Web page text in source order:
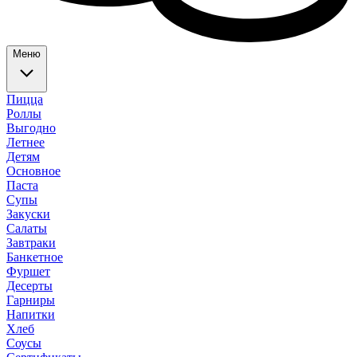
Меню
Пицца
Роллы
Выгодно
Летнее
Детям
Основное
Паста
Супы
Закуски
Салаты
Завтраки
Банкетное
Фуршет
Десерты
Гарниры
Напитки
Хлеб
Соусы